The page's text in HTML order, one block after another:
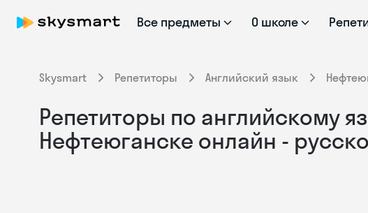
Все предметы О школе
Skysmart Репетиторы Английский язык
Репетиторы по английскому
Нефтеюганске онлайн -